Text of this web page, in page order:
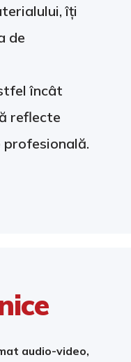
îți
de
încât
reflecte
audio-video,